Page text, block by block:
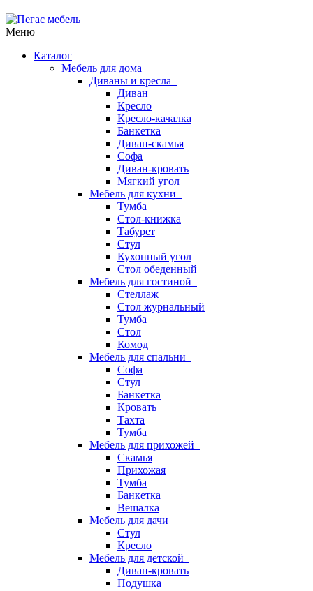
Меню
Каталог
Мебель для дома
Диваны и кресла
Диван
Кресло
Кресло-качалка
Банкетка
Диван-скамья
Софа
Диван-кровать
Мягкий угол
Мебель для кухни
Тумба
Стол-книжка
Табурет
Стул
Кухонный угол
Стол обеденный
Мебель для гостиной
Стеллаж
Стол журнальный
Тумба
Стол
Комод
Мебель для спальни
Софа
Стул
Банкетка
Кровать
Тахта
Тумба
Мебель для прихожей
Скамья
Прихожая
Тумба
Банкетка
Вешалка
Мебель для дачи
Стул
Кресло
Мебель для детской
Диван-кровать
Подушка